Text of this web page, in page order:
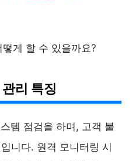
게 할 수 있을까요?
리 특징
템 점검을 하며, 고객 불
니다. 원격 모니터링 시